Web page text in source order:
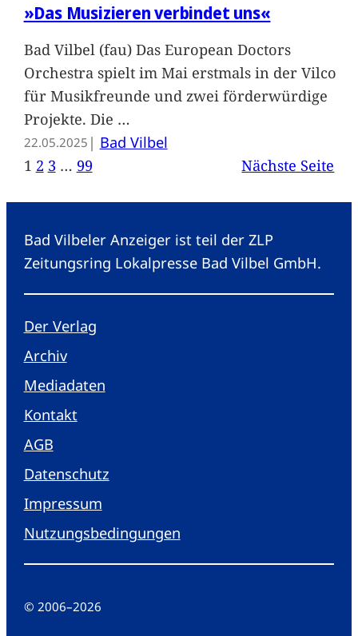
»Das Musizieren verbindet uns«
Bad Vilbel (fau) Das European Doctors
Orchestra spielt im Mai erstmals in der Vilco
für Musikfreunde und zwei förderwürdige
Projekte. Die …
22.05.2025 | Bad Vilbel
1 2 3 … 99 Nächste Seite
Bad Vilbeler Anzeiger ist teil der ZLP
Zeitungsring Lokalpresse Bad Vilbel GmbH.
Der Verlag
Archiv
Mediadaten
Kontakt
AGB
Datenschutz
Impressum
Nutzungsbedingungen
© 2006–2026